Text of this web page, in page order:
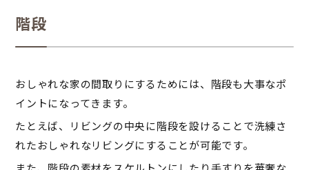
階段
おしゃれな家の間取りにするためには、階段も大事なポ
イントになってきます。
たとえば、リビングの中央に階段を設けることで洗練さ
れたおしゃれなリビングにすることが可能です。